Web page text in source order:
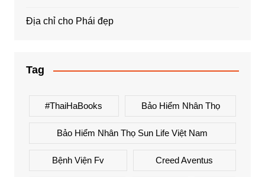
Địa chỉ cho Phái đẹp
Tag
#ThaiHaBooks Bảo Hiểm Nhân Thọ
Bảo Hiểm Nhân Thọ Sun Life Việt Nam
Bệnh Viện Fv Creed Aventus